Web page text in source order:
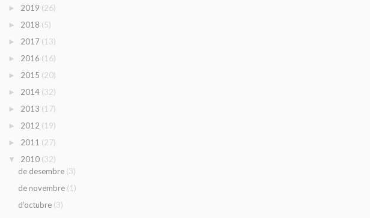
► 2019 (26)
► 2018 (5)
► 2017 (13)
► 2016 (16)
► 2015 (20)
► 2014 (32)
► 2013 (17)
► 2012 (19)
► 2011 (27)
▼ 2010 (32)
de desembre (3)
de novembre (1)
d’octubre (3)